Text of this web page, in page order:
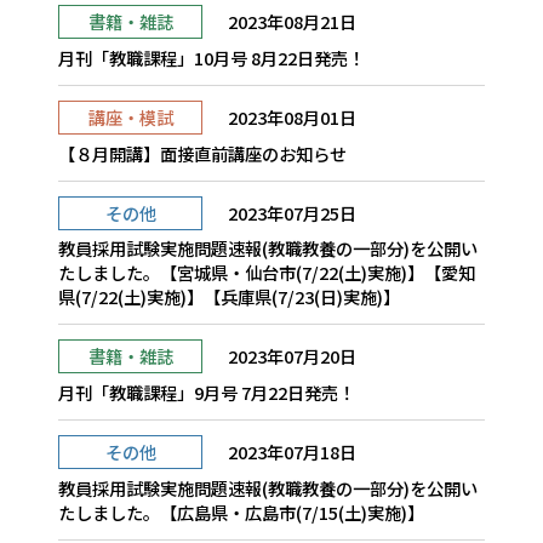
2023年08月21日
書籍・雑誌
月刊「教職課程」10月号 8月22日発売！
2023年08月01日
講座・模試
【８月開講】面接直前講座のお知らせ
2023年07月25日
その他
教員採用試験実施問題速報(教職教養の一部分)を公開い
たしました。【宮城県・仙台市(7/22(土)実施)】【愛知
県(7/22(土)実施)】【兵庫県(7/23(日)実施)】
2023年07月20日
書籍・雑誌
月刊「教職課程」9月号 7月22日発売！
2023年07月18日
その他
教員採用試験実施問題速報(教職教養の一部分)を公開い
たしました。【広島県・広島市(7/15(土)実施)】